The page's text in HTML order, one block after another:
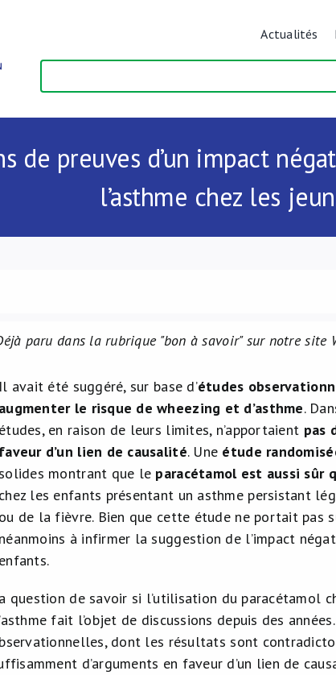
Actualités
de preuves d’un impact
l’asthme chez les
paru dans la rubrique "bon à savoir" sur notre site
Il avait été suggéré, sur base d’études
augmenter le risque de wheezing et d’asthme.
études, en raison de leurs limites, n’apportaient pas
faveur d’un lien de causalité. Une étude
montrant que le paracétamol est aussi sûr
chez les enfants présentant un asthme persistant
ou de la fièvre. Bien que cette étude ne portait pas
néanmoins à infirmer la suggestion de l’impact
enfants.
question de savoir si l’utilisation du paracétamol
fait l’objet de discussions depuis des
dont les résultats sont
d’arguments en faveur d’un lien de